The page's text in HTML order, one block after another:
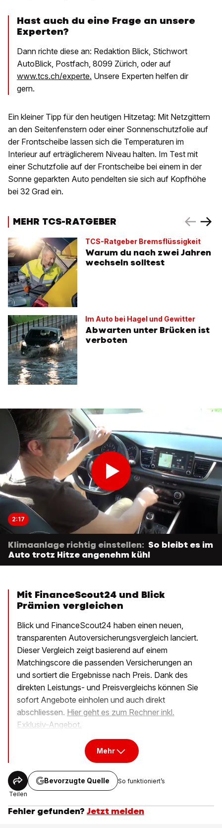
Hast auch du eine Frage an unsere
Experten?
Dann richte diese an: Redaktion Blick, Stichwort
AutoBlick, Postfach, 8099 Zürich, oder auf
www.tcs.ch/experte. Unsere Experten helfen dir
gern.
Ein kleiner Tipp für den heutigen Hitzetag: Mit Netzgittern
an den Seitenfenstern oder einer Sonnenschutzfolie auf
der Frontscheibe lassen sich die Temperaturen im
Interieur auf erträglicherem Niveau halten. Im Test mit
einer Schutzfolie auf der Frontscheibe bei einem in der
Sonne geparkten Auto pendelten sie sich auf Kopfhöhe
bei 32 Grad ein.
MEHR TCS-RATGEBER
TCS-Ratgeber Bremsflüssigkeit
Warum du nach zwei Jahren
wechseln solltest
Im Auto bei Hagel und Gewitter
Abwarten unter Brücken ist
verboten
2:17
Klimaanlage richtig einstellen: So bleibt es im
Auto trotz Hitze angenehm kühl
Mit FinanceScout24 und Blick
Prämien vergleichen
Blick und FinanceScout24 haben einen neuen,
transparenten Autoversicherungsvergleich lanciert.
Dieser Vergleich zeigt basierend auf einem
Matchingscore die passenden Versicherungen an
und sortiert die Ergebnisse nach Preis. Dank des
direkten Leistungs- und Preisvergleichs können Sie
sofort Angebote einholen und auch direkt
abschliessen. Hier geht es zum Rechner inkl.
Exklusiv-Angebot.
Mehr
Teilen
Bevorzugte Quelle So funktioniert’s
Fehler gefunden? Jetzt melden